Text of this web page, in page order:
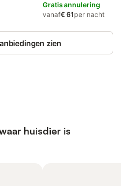
Gratis annulering
vanaf€ 61per nacht
zien
huisdier is